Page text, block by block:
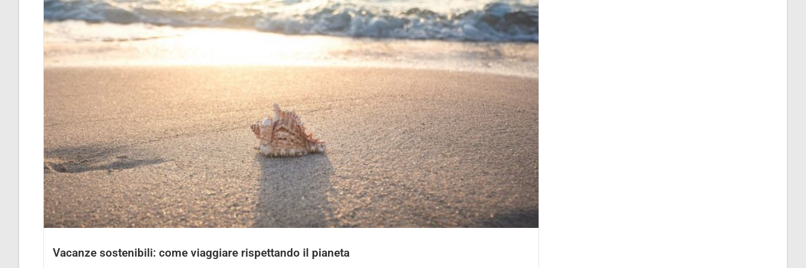
Vacanze sostenibili: come viaggiare rispettando il pianeta